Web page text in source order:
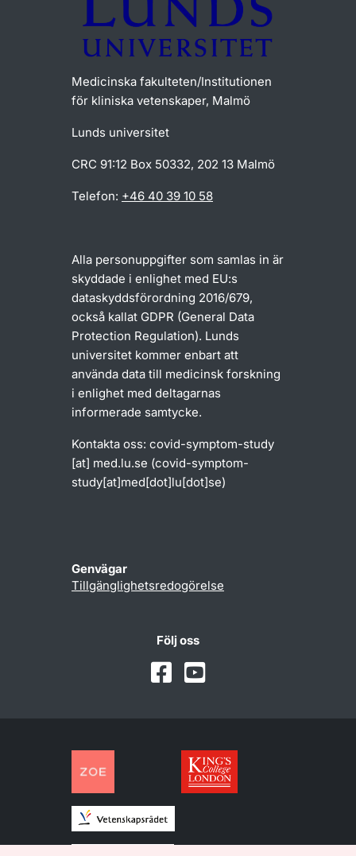
Medicinska fakulteten/Institutionen
för kliniska vetenskaper, Malmö
Lunds universitet
CRC 91:12 Box 50332, 202 13 Malmö
Telefon: +46 40 39 10 58
Alla personuppgifter som samlas in är
skyddade i enlighet med EU:s
dataskyddsförordning 2016/679,
också kallat GDPR (General Data
Protection Regulation). Lunds
universitet kommer enbart att
använda data till medicinsk forskning
i enlighet med deltagarnas
informerade samtycke.
Kontakta oss: covid-symptom-study
[at] med.lu.se (covid-symptom-
study[at]med[dot]lu[dot]se)
Genvägar
Tillgänglighetsredogörelse
Följ oss